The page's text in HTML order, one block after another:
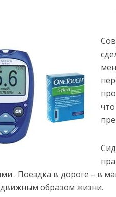
. Поездка в дороге – в
образом жизни.